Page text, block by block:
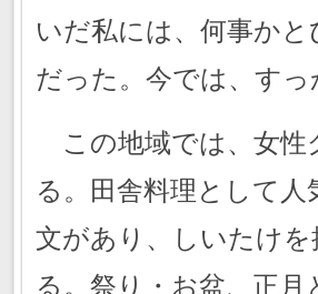
いだ私には、何事か
だった。今では、す
この地域では、女性
る。田舎料理として
文があり、しいたけ
る。祭り・お盆、正